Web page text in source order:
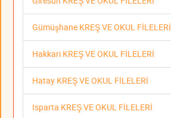
Gümüşhane KREŞ VE OKUL FİLELERİ
Hakkari KREŞ VE OKUL FİLELERİ
Hatay KREŞ VE OKUL FİLELERİ
Isparta KREŞ VE OKUL FİLELERİ